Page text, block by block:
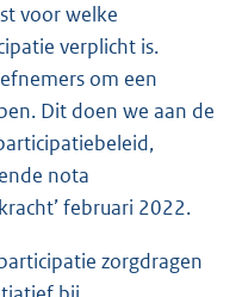
voor welke
verplicht is.
om een
Dit doen we aan de
nota
februari 2022.
zorgdragen